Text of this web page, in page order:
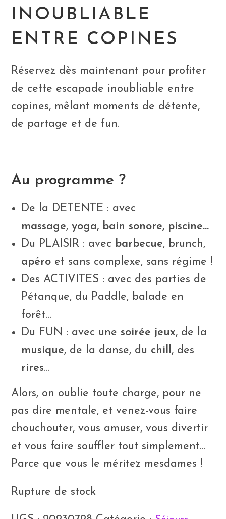
INOUBLIABLE
ENTRE COPINES
Réservez dès maintenant pour profiter
de cette escapade inoubliable entre
copines, mêlant moments de détente,
de partage et de fun.
Au programme ?
De la DETENTE : avec
massage, yoga, bain sonore, piscine…
Du PLAISIR : avec barbecue, brunch,
apéro et sans complexe, sans régime !
Des ACTIVITES : avec des parties de
Pétanque, du Paddle, balade en
forêt…
Du FUN : avec unesoirée jeux, de la
musique, de la danse, du chill, des
rires…
Alors, on oublie toute charge, pour ne
pas dire mentale, et venez-vous faire
chouchouter, vous amuser, vous divertir
et vous faire souffler tout simplement…
Parce que vous le méritez mesdames !
Rupture de stock